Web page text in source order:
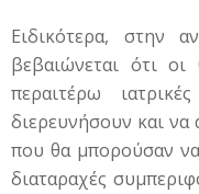
Ειδικότερα, στην
βεβαιώνεται ότι οι
περαιτέρω
διερευνήσουν και να
που θα μπορούσαν να
διαταραχές